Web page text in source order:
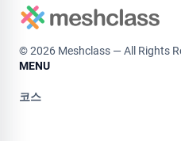
© 2026 Meshclass — All Rights
MENU
코스